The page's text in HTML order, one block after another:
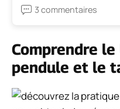
3 commentaires
Comprendre
pendule et le